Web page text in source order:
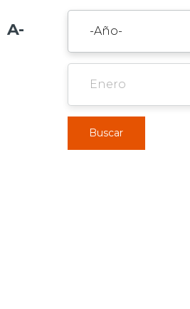
A-
Buscar